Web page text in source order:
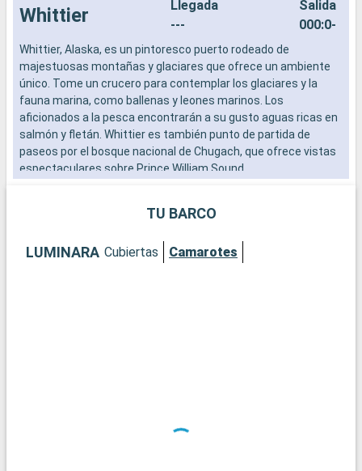
Whittier
Llegada
---
Salida
000:0-
Whittier, Alaska, es un pintoresco puerto rodeado de
majestuosas montañas y glaciares que ofrece un ambiente
único. Tome un crucero para contemplar los glaciares y la
fauna marina, como ballenas y leones marinos. Los
aficionados a la pesca encontrarán a su gusto aguas ricas en
salmón y fletán. Whittier es también punto de partida de
paseos por el bosque nacional de Chugach, que ofrece vistas
espectaculares sobre Prince William Sound.
TU BARCO
LUMINARA Cubiertas Camarotes